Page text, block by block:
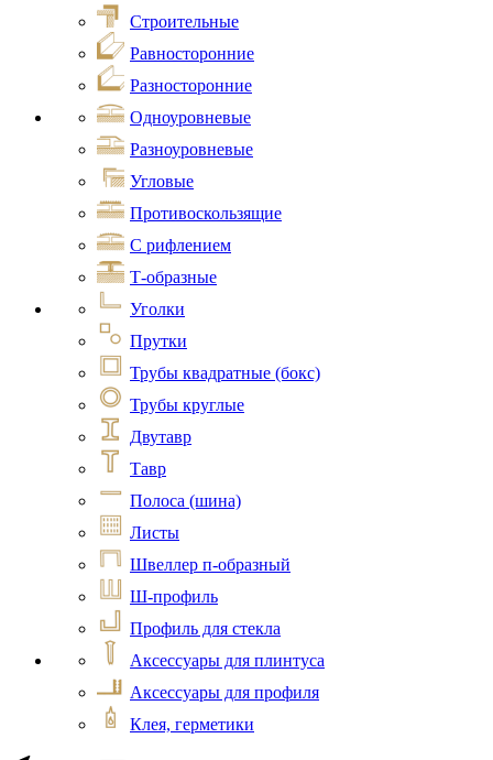
Строительные
Равносторонние
Разносторонние
Одноуровневые
Разноуровневые
Угловые
Противоскользящие
С рифлением
Т-образные
Уголки
Прутки
Трубы квадратные (бокс)
Трубы круглые
Двутавр
Тавр
Полоса (шина)
Листы
Швеллер п-образный
Ш-профиль
Профиль для стекла
Аксессуары для плинтуса
Аксессуары для профиля
Клея, герметики